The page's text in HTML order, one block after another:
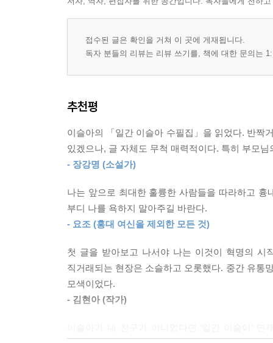
접수된 글은 확인을 거쳐 이 곳에 게재됩니다.
독자 분들의 리뷰는 리뷰 쓰기를, 책에 대한 문의는
추천평
이슬아의 「일간 이슬아 수필집」을 읽었다. 반짝
있겠으나, 글 자체도 무척 매력적이다. 특히 부모
- 장강명 (소설가)
나는 앞으로 최대한 훌륭한 사람들을 따라하고
부디 나를 욕하지 말아주길 바란다.
- 요조 (홍대 여신을 제외한 모든 것)
첫 글을 받아보고 나서야 나는 이것이 혁명의 시
직거래되는 현장은 소슬하고 오롯했다. 중간 유통
모색이었다.
- 김현아 (작가)